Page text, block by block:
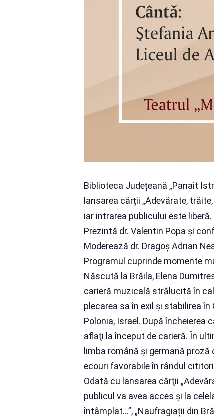
Biblioteca Județeană „Panait
lansarea cărții „Adevărate,
iar intrarea publicului este liberă.
Prezintă dr. Valentin Popa și
Moderează dr. Dragoș Adrian
Programul cuprinde momente
Născută la Brăila, Elena
carieră muzicală strălucită în
plecarea sa în exil și stabilirea în
Polonia, Israel. După
aflaţi la început de carieră. În
limba română şi germană
ecouri favorabile în rândul
Odată cu lansarea cărţii
publicul va avea acces şi la
întâmplat…”, „Naufragiații din